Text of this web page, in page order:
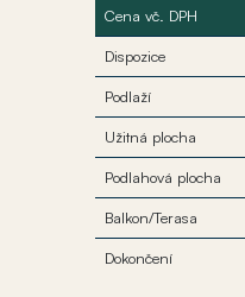
Cena vč. DPH
Dispozice
Podlaží
Užitná plocha
Podlahová plocha
Balkon/Terasa
Dokončení